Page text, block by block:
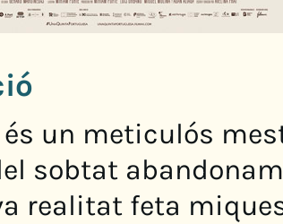
és un meticulós
sobtat
realitat feta